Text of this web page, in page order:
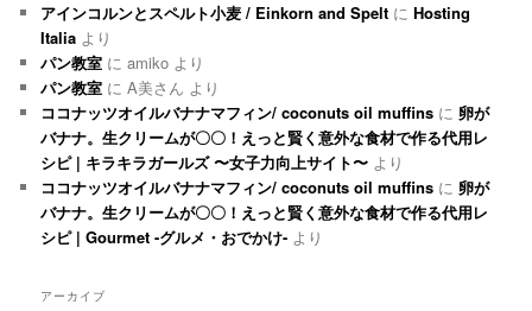
アインコルンとスペルト小麦 / Einkorn and Spelt にHosting
Italia より
パン教室 にamiko より
パン教室 にA美さん より
ココナッツオイルバナナマフィン/ coconuts oil muffins に 卵が
バナナ。生クリームが〇〇！えっと賢く意外な食材で作る代用レ
シピ | キラキラガールズ 〜女子力向上サイト〜 より
ココナッツオイルバナナマフィン/ coconuts oil muffins に 卵が
バナナ。生クリームが〇〇！えっと賢く意外な食材で作る代用レ
シピ | Gourmet -グルメ・おでかけ- より
アーカイブ